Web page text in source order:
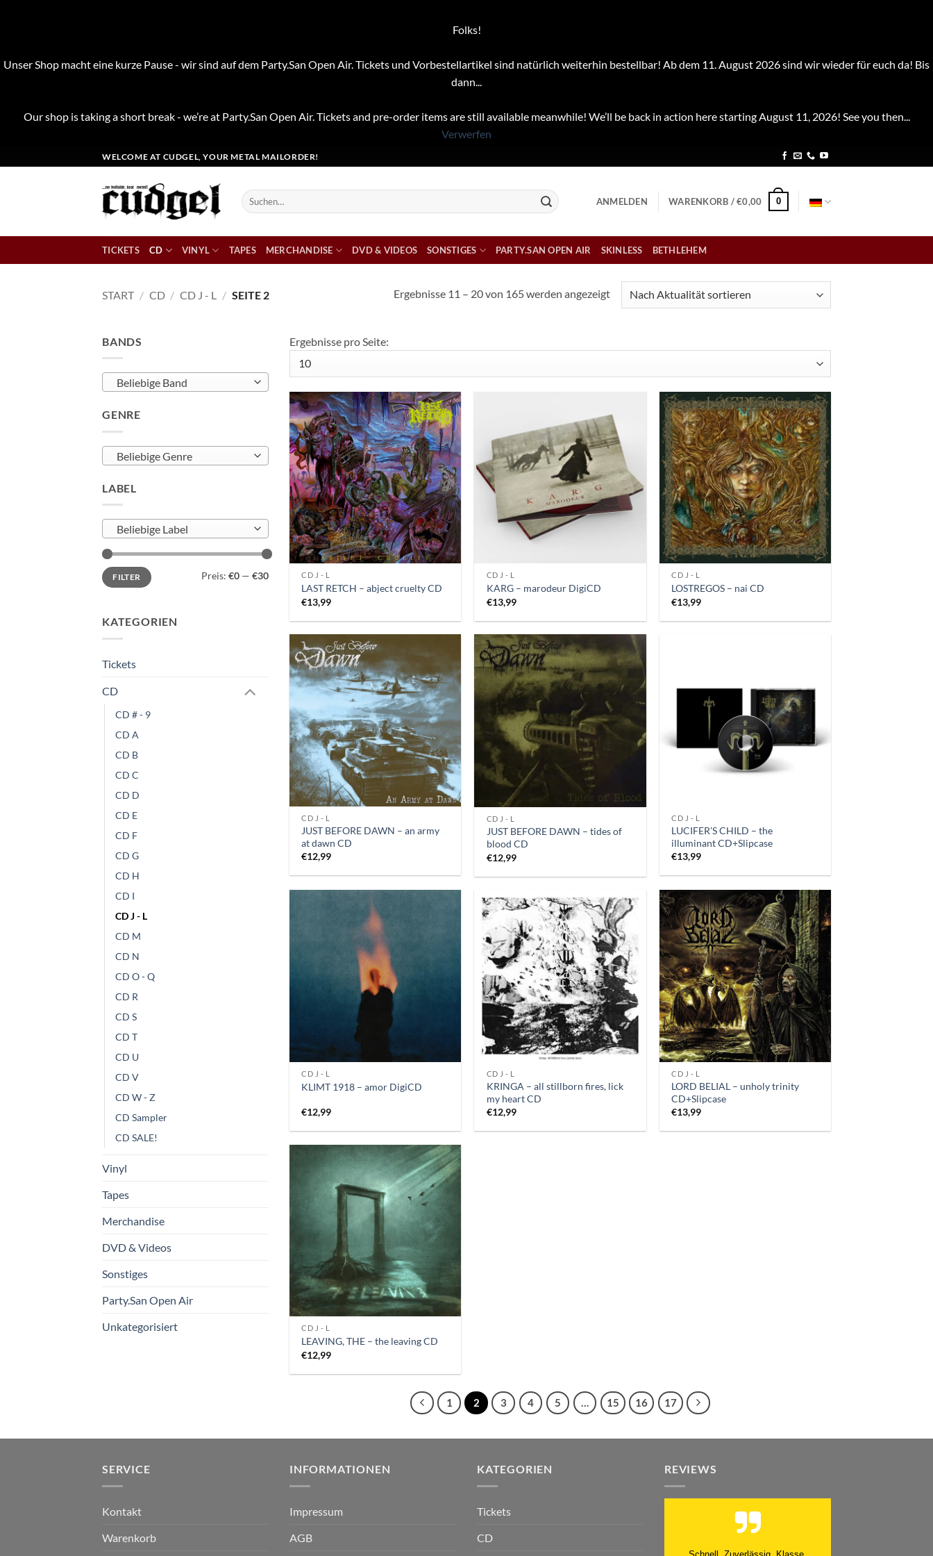
Folks!
Unser Shop macht eine kurze Pause - wir sind auf dem Party.San Open Air. Tickets und Vorbestellartikel sind natürlich weiterhin bestellbar! Ab dem 11. August 2026 sind wir wieder für euch da! Bis
dann...
Our shop is taking a short break - we’re at Party.San Open Air. Tickets and pre-order items are still available meanwhile! We’ll be back in action here starting August 11, 2026! See you then...
Verwerfen
Inhalt
WELCOME AT CUDGEL, YOUR METAL MAILORDER!
Suchen
nach:
ANMELDEN WARENKORB /€0,00 0
TICKETS CD VINYL TAPES MERCHANDISE DVD & VIDEOS SONSTIGES PARTY.SAN OPEN AIR SKINLESS BETHLEHEM
START / CD / CD J - L / SEITE 2 Ergebnisse 11 – 20 von 165 werden angezeigtNach
Aktualität
BANDS
Beliebige Band
GENRE
Beliebige Genre
LABEL
Beliebige Label
Min.
Preis
Max.
PreisFILTER Preis: €0 — €30
KATEGORIEN
Tickets
CD
CD # - 9
CD A
CD B
CD C
CD D
CD E
CD F
CD G
CD H
CD I
CD J - L
CD M
CD N
CD O - Q
CD R
CD S
CD T
CD U
CD V
CD W - Z
CD Sampler
CD SALE!
Vinyl
Tapes
Merchandise
DVD & Videos
Sonstiges
Party.San Open Air
Unkategorisiert
Ergebnisse pro Seite:
CD J - L
LAST RETCH – abject cruelty CD
€13,99
CD J - L
KARG – marodeur DigiCD
€13,99
CD J - L
LOSTREGOS – nai CD
€13,99
CD J - L
JUST BEFORE DAWN – an army
at dawn CD
€12,99
CD J - L
JUST BEFORE DAWN – tides of
blood CD
€12,99
CD J - L
LUCIFER’S CHILD – the
illuminant CD+Slipcase
€13,99
CD J - L
KLIMT 1918 – amor DigiCD
€12,99
CD J - L
KRINGA – all stillborn fires, lick
my heart CD
€12,99
CD J - L
LORD BELIAL – unholy trinity
CD+Slipcase
€13,99
CD J - L
LEAVING, THE – the leaving CD
€12,99
1 2 3 4 5 15 16 17
SERVICE
Kontakt
Warenkorb
INFORMATIONEN
Impressum
AGB
KATEGORIEN
Tickets
CD
REVIEWS